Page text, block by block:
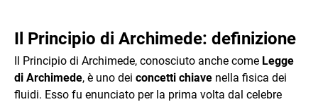
Il Principio di Archimede: definizione
Il Principio di Archimede, conosciuto anche come Legge
di Archimede, è uno dei concetti chiave nella fisica dei
fluidi. Esso fu enunciato per la prima volta dal celebre